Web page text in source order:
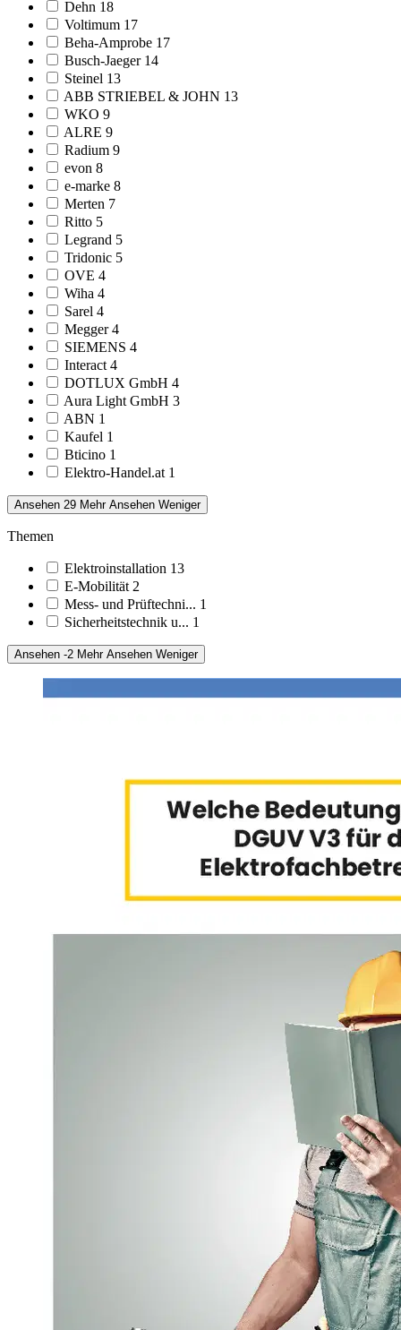
Dehn 18
Voltimum 17
Beha-Amprobe 17
Busch-Jaeger 14
Steinel 13
ABB STRIEBEL & JOHN 13
WKO 9
ALRE 9
Radium 9
evon 8
e-marke 8
Merten 7
Ritto 5
Legrand 5
Tridonic 5
OVE 4
Wiha 4
Sarel 4
Megger4
SIEMENS 4
Interact 4
DOTLUX GmbH 4
Aura Light GmbH 3
ABN 1
Kaufel 1
Bticino 1
Elektro-Handel.at 1
Ansehen 29 Mehr Ansehen Weniger
Themen
Elektroinstallation 13
E-Mobilität 2
Mess- und Prüftechni... 1
Sicherheitstechnik u... 1
Ansehen -2 Mehr Ansehen Weniger